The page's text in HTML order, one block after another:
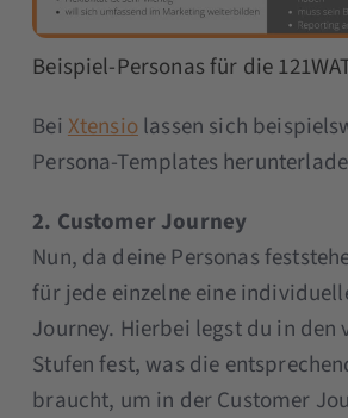
Beispiel-Personas für die
Bei Xtensiolassen sich
Persona-Templates
2. Customer Journey
Nun, da deine Personas
für jede einzelne eine
Journey. Hierbei legst du in den
Stufen fest, was die
braucht, um in der Customer